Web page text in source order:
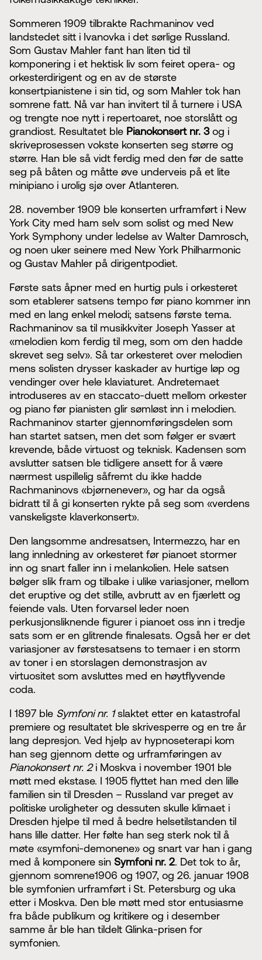
Sommeren 1909 tilbrakte Rachmaninov ved
landstedet sitt i Ivanovka i det sørlige Russland.
Som Gustav Mahler fant han liten tid til
komponering i et hektisk liv som feiret opera- og
orkesterdirigent og en av de største
konsertpianistene i sin tid, og som Mahler tok han
somrene fatt. Nå var han invitert til å turnere i USA
og trengte noe nytt i repertoaret, noe storslått og
grandiost. Resultatet ble Pianokonsert nr. 3og i
skriveprosessen vokste konserten seg større og
større. Han ble så vidt ferdig med den før de satte
seg på båten og måtte øve underveis på et lite
minipiano i urolig sjø over Atlanteren.
28. november 1909 ble konserten urframført i New
York City med ham selv som solist og med New
York Symphony under ledelse av Walter Damrosch,
og noen uker seinere med New York Philharmonic
og Gustav Mahler på dirigentpodiet.
Første sats åpner med en hurtig puls i orkesteret
som etablerer satsens tempo før piano kommer inn
med en lang enkel melodi; satsens første tema.
Rachmaninov sa til musikkviter Joseph Yasser at
«melodien kom ferdig til meg, som om den hadde
skrevet seg selv». Så tar orkesteret over melodien
mens solisten drysser kaskader av hurtige løp og
vendinger over hele klaviaturet. Andretemaet
introduseres av en staccato-duett mellom orkester
og piano før pianisten glir sømløst inn i melodien.
Rachmaninov starter gjennomføringsdelen som
han startet satsen, men det som følger er svært
krevende, både virtuost og teknisk. Kadensen som
avslutter satsen ble tidligere ansett for å være
nærmest uspillelig såfremt du ikke hadde
Rachmaninovs «bjørnenever», og har da også
bidratt til å gi konserten rykte på seg som «verdens
vanskeligste klaverkonsert».
Den langsomme andresatsen, Intermezzo, har en
lang innledning av orkesteret før pianoet stormer
inn og snart faller inn i melankolien. Hele satsen
bølger slik fram og tilbake i ulike variasjoner, mellom
det eruptive og det stille, avbrutt av en fjærlett og
feiende vals. Uten forvarsel leder noen
perkusjonsliknende figurer i pianoet oss inn i tredje
sats som er en glitrende finalesats. Også her er det
variasjoner av førstesatsens to temaer i en storm
av toner i en storslagen demonstrasjon av
virtuositet som avsluttes med en høytflyvende
coda.
I 1897 ble Symfoni nr. 1slaktet etter en katastrofal
premiere og resultatet ble skrivesperre og en tre år
lang depresjon. Ved hjelp av hypnoseterapi kom
han seg gjennom dette og urframføringen av
Pianokonsert nr. 2i Moskva i november 1901 ble
møtt med ekstase. I 1905 flyttet han med den lille
familien sin til Dresden – Russland var preget av
politiske uroligheter og dessuten skulle klimaet i
Dresden hjelpe til med å bedre helsetilstanden til
hans lille datter. Her følte han seg sterk nok til å
møte «symfoni-demonene» og snart var han i gang
med å komponere sin Symfoni nr. 2. Det tok to år,
gjennom somrene1906 og 1907, og 26. januar 1908
ble symfonien urframført i St. Petersburg og uka
etter i Moskva. Den ble møtt med stor entusiasme
fra både publikum og kritikere og i desember
samme år ble han tildelt Glinka-prisen for
symfonien.